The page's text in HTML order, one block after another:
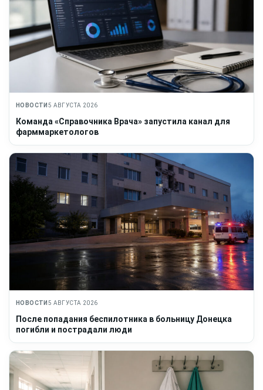
НОВОСТИ 5 АВГУСТА 2026
Команда «Справочника Врача» запустила канал для
фарммаркетологов
НОВОСТИ 5 АВГУСТА 2026
После попадания беспилотника в больницу Донецка
погибли и пострадали люди